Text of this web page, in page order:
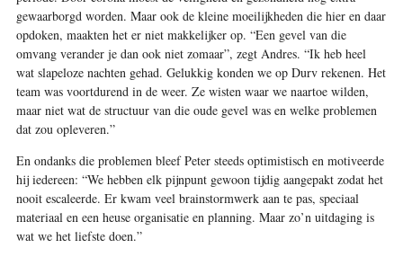
gewaarborgd worden. Maar ook de kleine moeilijkheden die hier en daar
opdoken, maakten het er niet makkelijker op. “Een gevel van die
omvang verander je dan ook niet zomaar”, zegt Andres. “Ik heb heel
wat slapeloze nachten gehad. Gelukkig konden we op Durv rekenen. Het
team was voortdurend in de weer. Ze wisten waar we naartoe wilden,
maar niet wat de structuur van die oude gevel was en welke problemen
dat zou opleveren.”
En ondanks die problemen bleef Peter steeds optimistisch en motiveerde
hij iedereen: “We hebben elk pijnpunt gewoon tijdig aangepakt zodat het
nooit escaleerde. Er kwam veel brainstormwerk aan te pas, speciaal
materiaal en een heuse organisatie en planning. Maar zo’n uitdaging is
wat we het liefste doen.”